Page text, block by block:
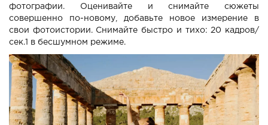
фотографии. Оценивайте и снимайте сюжеты
совершенно по-новому, добавьте новое измерение в
свои фотоистории. Снимайте быстро и тихо: 20 кадров/
сек.1 в бесшумном режиме.